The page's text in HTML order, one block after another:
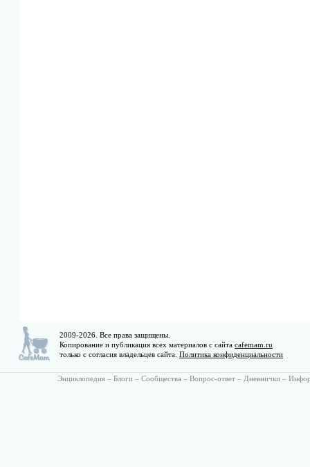
2009-2026. Все права защищены.
Копирование и публикация всех материалов с сайта cafemam.ru
только с согласия владельцев сайта. Политика конфиденциальности
Энциклопедия – Блоги – Сообщества – Вопрос-ответ – Дневнички –